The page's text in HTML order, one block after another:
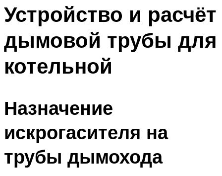
Устройство и расчёт
дымовой трубы для
котельной
Назначение
искрогасителя на
трубы дымохода